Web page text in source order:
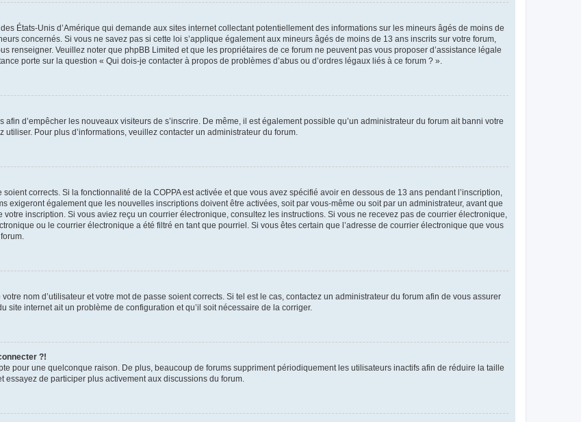
États-Unis d’Amérique qui demande aux sites internet collectant potentiellement des informations sur les mineurs âgés de moins de
concernés. Si vous ne savez pas si cette loi s’applique également aux mineurs âgés de moins de 13 ans inscrits sur votre forum,
renseigner. Veuillez noter que phpBB Limited et que les propriétaires de ce forum ne peuvent pas vous proposer d’assistance légale
porte sur la question « Qui dois-je contacter à propos de problèmes d’abus ou d’ordres légaux liés à ce forum ? ».
d’empêcher les nouveaux visiteurs de s’inscrire. De même, il est également possible qu’un administrateur du forum ait banni votre
Pour plus d’informations, veuillez contacter un administrateur du forum.
corrects. Si la fonctionnalité de la COPPA est activée et que vous avez spécifié avoir en dessous de 13 ans pendant l’inscription,
exigeront également que les nouvelles inscriptions doivent être activées, soit par vous-même ou soit par un administrateur, avant que
inscription. Si vous aviez reçu un courrier électronique, consultez les instructions. Si vous ne recevez pas de courrier électronique,
ou le courrier électronique a été filtré en tant que pourriel. Si vous êtes certain que l’adresse de courrier électronique que vous
nom d’utilisateur et votre mot de passe soient corrects. Si tel est le cas, contactez un administrateur du forum afin de vous assurer
internet ait un problème de configuration et qu’il soit nécessaire de la corriger.
?!
pour une quelconque raison. De plus, beaucoup de forums suppriment périodiquement les utilisateurs inactifs afin de réduire la taille
de participer plus activement aux discussions du forum.